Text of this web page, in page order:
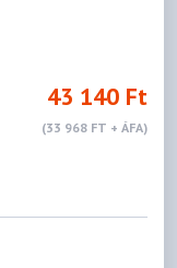
43 140 Ft
(33 968 FT + ÁFA)